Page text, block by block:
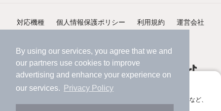
By using our services, you agree that we and
our partners use cookies to improve
advertising and enhance your experience on
our services.
Privacy Policy
アプリに切り替えて、サクサクお部屋探し
会員登録なしですぐ使える。マップ検索やお気に入り保存など、
対応機種 個人情報保護ポリシー 利用規約 運営会社
©NIFTY Lifestyle Co., Ltd.